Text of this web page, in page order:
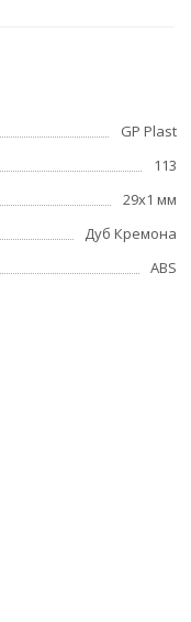
GP Plast
113
29x1 мм
Дуб Кремона
ABS